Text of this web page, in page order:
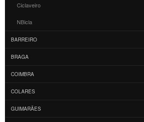
Ciclaveiro
NBicla
BARREIRO
BRAGA
COIMBRA
COLARES
GUIMARÃES